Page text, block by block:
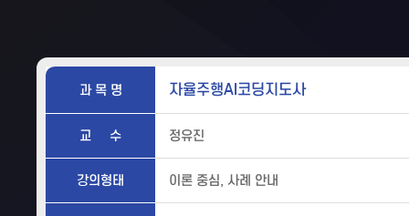
과 목 명 자율주행AI코딩지도사
교 수 정유진
강의형태 이론 중심, 사례 안내